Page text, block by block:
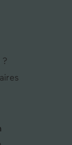
?